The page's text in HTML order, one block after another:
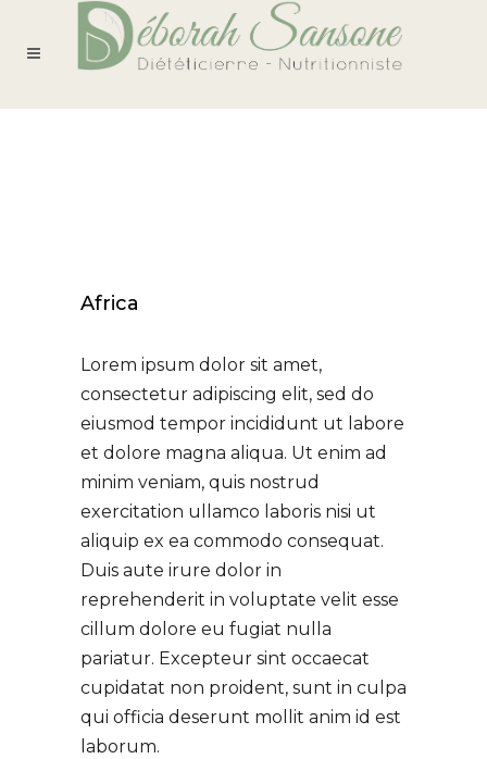
Africa
Lorem ipsum dolor sit amet,
consectetur adipiscing elit, sed do
eiusmod tempor incididunt ut labore
et dolore magna aliqua. Ut enim ad
minim veniam, quis nostrud
exercitation ullamco laboris nisi ut
aliquip ex ea commodo consequat.
Duis aute irure dolor in
reprehenderit in voluptate velit esse
cillum dolore eu fugiat nulla
pariatur. Excepteur sint occaecat
cupidatat non proident, sunt in culpa
qui officia deserunt mollit anim id est
laborum.